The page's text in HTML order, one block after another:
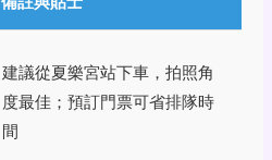
建議從夏樂宮站下車，拍照角
度最佳；預訂門票可省排隊時
間